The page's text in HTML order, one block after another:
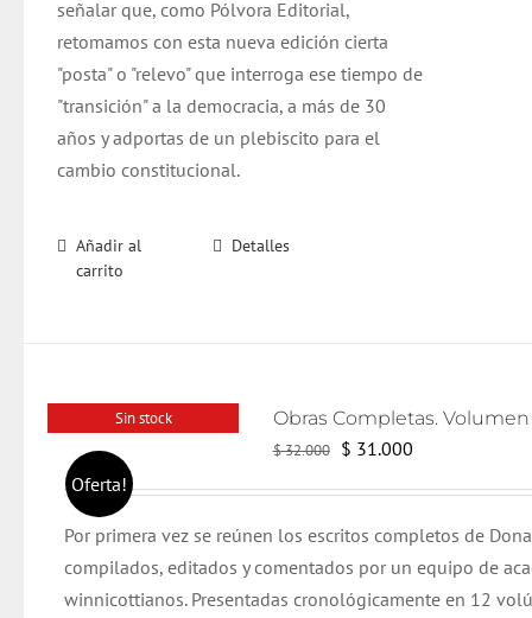
señalar que, como Pólvora Editorial,
retomamos con esta nueva edición cierta
"posta" o "relevo" que interroga ese tiempo de
"transición" a la democracia, a más de 30
años y adportas de un plebiscito para el
cambio constitucional.
Añadir al
carrito
Detalles
Sin stock
Oferta!
$32.000
El
era:
$ 32.000.
$ 31.000El
es:
$ 31.000.
Por primera vez se reúnen los escritos completos de
compilados, editados y comentados por un equipo de
winnicottianos. Presentadas cronológicamente en 12